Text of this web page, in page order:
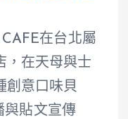
在台北屬
，在天母與士
創意口味貝
貼文宣傳